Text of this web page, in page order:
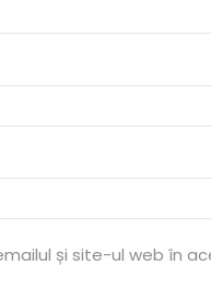
și site-ul web în